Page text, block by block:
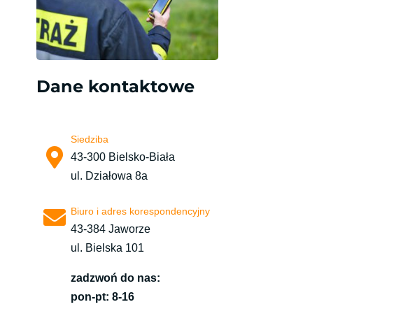
Dane kontaktowe
Siedziba
43-300 Bielsko-Biała
ul. Działowa 8a​
Biuro i adres korespondencyjny
43-384 Jaworze
ul. Bielska 101
zadzwoń do nas:
pon-pt: 8-16